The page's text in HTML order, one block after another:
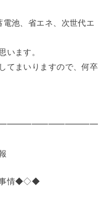
池、省エネ、次世代エ
ます。
てまいりますので、何卒
事情◆◇◆